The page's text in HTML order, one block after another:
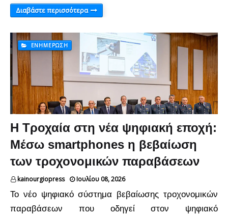
Διαβάστε περισσότερα
ΕΝΗΜΈΡΩΣΗ
H Τροχαία στη νέα ψηφιακή εποχή:
Μέσω smartphones η βεβαίωση
των τροχονομικών παραβάσεων
kainourgiopress Ιουλίου 08, 2026
Το νέο ψηφιακό σύστημα βεβαίωσης τροχονομικών
παραβάσεων που οδηγεί στον ψηφιακό